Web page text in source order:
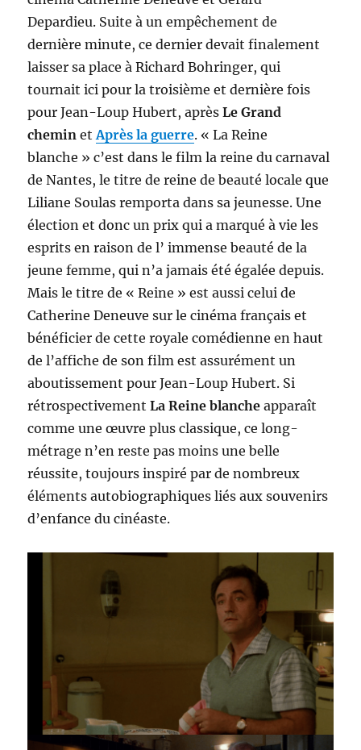
Depardieu. Suite à un empêchement de
dernière minute, ce dernier devait finalement
laisser sa place à Richard Bohringer, qui
tournait ici pour la troisième et dernière fois
pour Jean-Loup Hubert, aprèsLe Grand
cheminetAprès la guerre. « La Reine
blanche » c’est dans le film la reine du carnaval
de Nantes, le titre de reine de beauté locale que
Liliane Soulas remporta dans sa jeunesse. Une
élection et donc un prix qui a marqué à vie les
esprits en raison de l’ immense beauté de la
jeune femme, qui n’a jamais été égalée depuis.
Mais le titre de « Reine » est aussi celui de
Catherine Deneuve sur le cinéma français et
bénéficier de cette royale comédienne en haut
de l’affiche de son film est assurément un
aboutissement pour Jean-Loup Hubert. Si
rétrospectivementLa Reine blanche apparaît
comme une œuvre plus classique, ce long-
métrage n’en reste pas moins une belle
réussite, toujours inspiré par de nombreux
éléments autobiographiques liés aux souvenirs
d’enfance du cinéaste.